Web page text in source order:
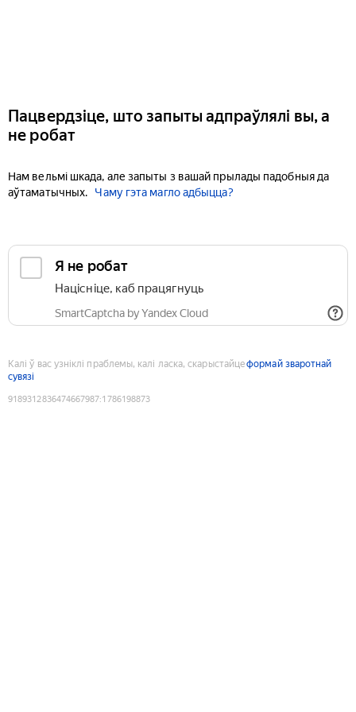
Пацвердзіце, што запыты адпраўлялі вы, а
не робат
Нам вельмі шкада, але запыты з вашай прылады падобныя да
аўтаматычных.
Чаму гэта магло адбыцца?
Я не робат
Націсніце, каб працягнуць
SmartCaptcha by Yandex Cloud
Калі ў вас узніклі праблемы, калі ласка, скарыстайцеформай зваротнай
сувязі
9189312836474667987:1786198873